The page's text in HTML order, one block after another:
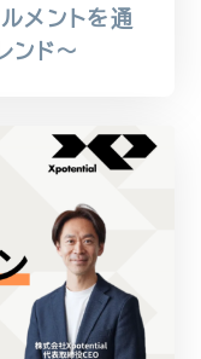
メントを通
ンド〜